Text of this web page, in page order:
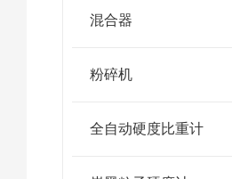
混合器
粉碎机
全自动硬度比重计